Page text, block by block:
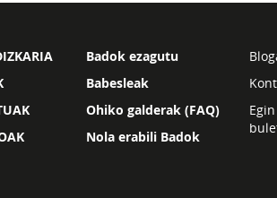
Badok ezagutu
Babesleak
Ohiko galderak (FAQ)
Nola erabili Badok